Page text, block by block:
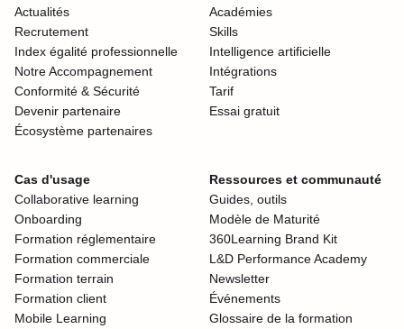
Actualités
Recrutement
Index égalité professionnelle
Notre Accompagnement
Conformité & Sécurité
Devenir partenaire
Écosystème partenaires
Académies
Skills
Intelligence artificielle
Intégrations
Tarif
Essai gratuit
Cas d'usage
Collaborative learning
Onboarding
Formation réglementaire
Formation commerciale
Formation terrain
Formation client
Mobile Learning
Ressources et communauté
Guides, outils
Modèle de Maturité
360Learning Brand Kit
L&D Performance Academy
Newsletter
Événements
Glossaire de la formation